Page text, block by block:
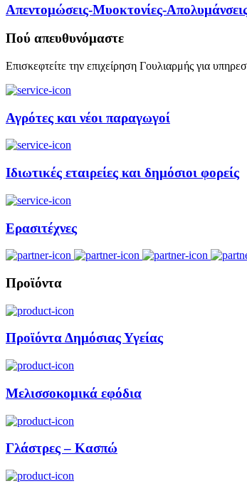
Απεντομώσεις-Μυοκτονίες-
Πού απευθυνόμαστε
Επισκεφτείτε την επιχείρηση Γουλιαρμής για
Αγρότες και νέοι παραγωγοί
Ιδιωτικές εταιρείες και δημόσιοι φορείς
Ερασιτέχνες
Προϊόντα
Προϊόντα Δημόσιας Υγείας
Μελισσοκομικά εφόδια
Γλάστρες – Κασπώ